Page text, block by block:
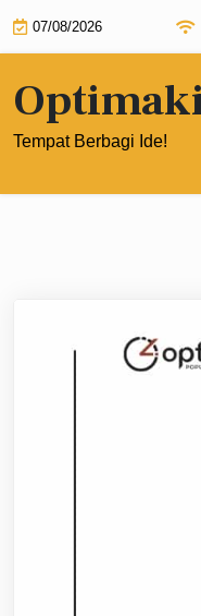
07/08/2026
Strategi B2B Digital
Tempat Berbagi Ide!